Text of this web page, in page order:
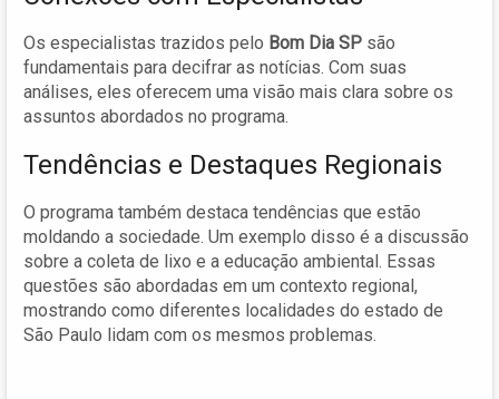
Os especialistas trazidos pelo Bom Dia SP são
fundamentais para decifrar as notícias. Com suas
análises, eles oferecem uma visão mais clara sobre os
assuntos abordados no programa.
Tendências e Destaques Regionais
O programa também destaca tendências que estão
moldando a sociedade. Um exemplo disso é a discussão
sobre a coleta de lixo e a educação ambiental. Essas
questões são abordadas em um contexto regional,
mostrando como diferentes localidades do estado de
São Paulo lidam com os mesmos problemas.